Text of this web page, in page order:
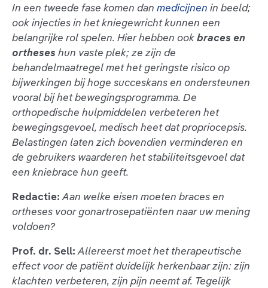
In een tweede fase komen dan medicijnen in beeld;
ook injecties in het kniegewricht kunnen een
belangrijke rol spelen. Hier hebben ookbraces en
ortheses hun vaste plek; ze zijn de
behandelmaatregel met het geringste risico op
bijwerkingen bij hoge succeskans en ondersteunen
vooral bij het bewegingsprogramma. De
orthopedische hulpmiddelen verbeteren het
bewegingsgevoel, medisch heet dat propriocepsis.
Belastingen laten zich bovendien verminderen en
de gebruikers waarderen het stabiliteitsgevoel dat
een kniebrace hun geeft.
Redactie: Aan welke eisen moeten braces en
ortheses voor gonartrosepatiënten naar uw mening
voldoen?
Prof. dr. Sell: Allereerst moet het therapeutische
effect voor de patiënt duidelijk herkenbaar zijn: zijn
klachten verbeteren, zijn pijn neemt af. Tegelijk